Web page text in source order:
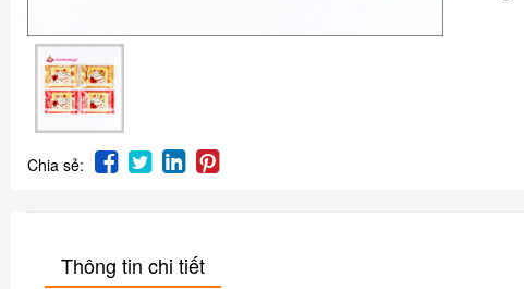
Chia sẻ:
Thông tin chi tiết